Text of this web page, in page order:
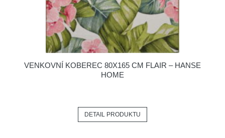
VENKOVNÍ KOBEREC 80X165 CM FLAIR – HANSE
HOME
DETAIL PRODUKTU